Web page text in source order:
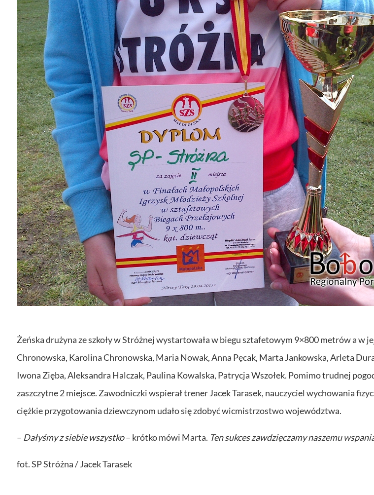
Żeńska drużyna ze szkoły w Stróżnej wystartowała w biegu sztafetowym 9×800 metrów a w
Chronowska, Karolina Chronowska, Maria Nowak, Anna Pęcak, Marta Jankowska, Arleta
Iwona Zięba, Aleksandra Halczak, Paulina Kowalska, Patrycja Wszołek. Pomimo trudnej
zaszczytne 2 miejsce. Zawodniczki wspierał trener Jacek Tarasek, nauczyciel wychowania
ciężkie przygotowania dziewczynom udało się zdobyć wicmistrzostwo województwa.
– Dałyśmy z siebie wszystko– krótko mówi Marta. Ten sukces zawdzięczamy naszemu
fot. SP Stróżna / Jacek Tarasek